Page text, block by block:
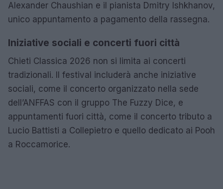
Alexander Chaushian e il pianista Dmitry Ishkhanov,
unico appuntamento a pagamento della rassegna.
Iniziative sociali e concerti fuori città
Chieti Classica 2026 non si limita ai concerti
tradizionali. Il festival includerà anche iniziative
sociali, come il concerto organizzato nella sede
dell’ANFFAS con il gruppo The Fuzzy Dice, e
appuntamenti fuori città, come il concerto tributo a
Lucio Battisti a Collepietro e quello dedicato ai Pooh
a Roccamorice.